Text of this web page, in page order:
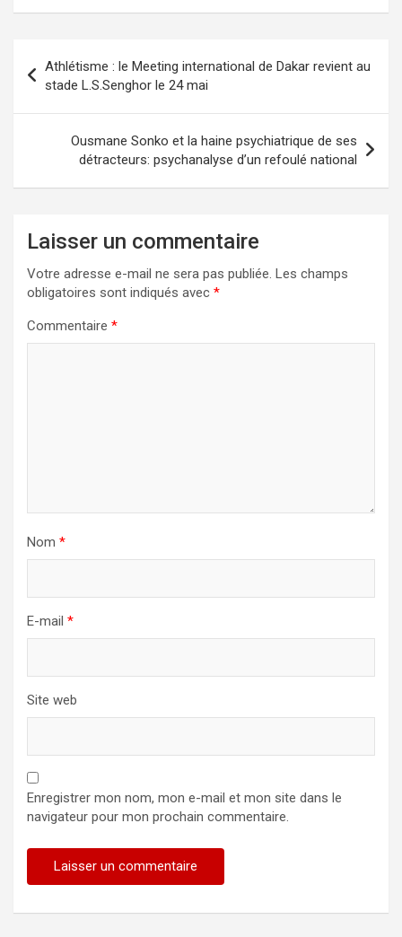
de
l’article
Athlétisme : le Meeting international de Dakar revient au
stade L.S.Senghor le 24 mai
Ousmane Sonko et la haine psychiatrique de ses
détracteurs: psychanalyse d’un refoulé national
Laisser un commentaire
Votre adresse e-mail ne sera pas publiée. Les champs
obligatoires sont indiqués avec *
Commentaire *
Nom *
E-mail *
Site web
Enregistrer mon nom, mon e-mail et mon site dans le
navigateur pour mon prochain commentaire.